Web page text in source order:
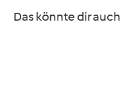
Das könnte dir